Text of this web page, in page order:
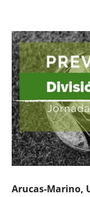
Arucas-Marino,